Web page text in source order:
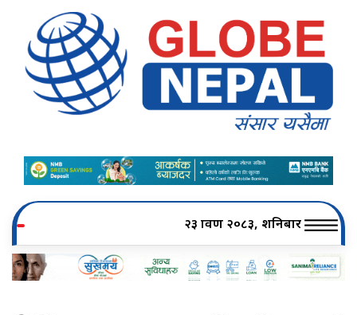
२३ श्रावण २०८३, शनिबार